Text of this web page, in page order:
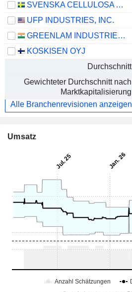
SVENSKA CELLULOSA AKTIEBOLAGET SCA
UFP INDUSTRIES, INC.
GREENLAM INDUSTRIES LIMITED
KOSKISEN OYJ
Durchschnitt
Gewichteter Durchschnitt nach
Marktkapitalisierung
Alle Branchenrevisionen anzeigen
Umsatz